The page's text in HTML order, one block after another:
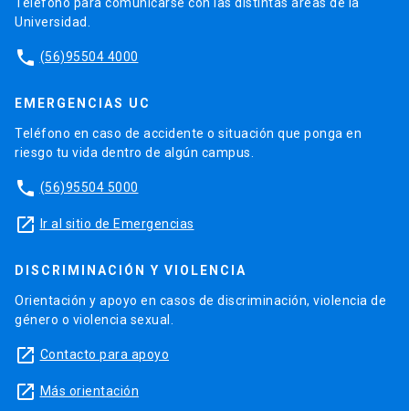
Teléfono para comunicarse con las distintas áreas de la
Universidad.
phone (56)95504 4000
EMERGENCIAS UC
Teléfono en caso de accidente o situación que ponga en
riesgo tu vida dentro de algún campus.
phone (56)95504 5000
launch Ir al sitio de Emergencias
DISCRIMINACIÓN Y VIOLENCIA
Orientación y apoyo en casos de discriminación, violencia de
género o violencia sexual.
launch Contacto para apoyo
launch Más orientación